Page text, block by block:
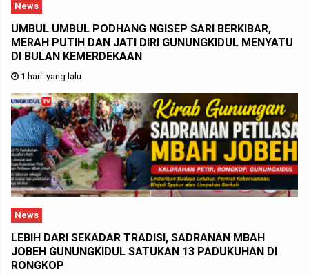
News
UMBUL UMBUL PODHANG NGISEP SARI BERKIBAR,
MERAH PUTIH DAN JATI DIRI GUNUNGKIDUL MENYATU
DI BULAN KEMERDEKAAN
1 hari yang lalu
News
LEBIH DARI SEKADAR TRADISI, SADRANAN MBAH
JOBEH GUNUNGKIDUL SATUKAN 13 PADUKUHAN DI
RONGKOP